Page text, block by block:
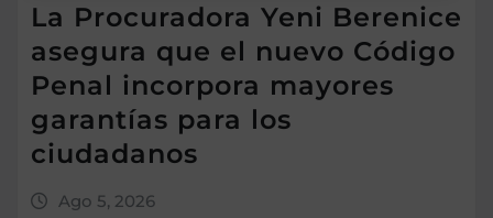
La Procuradora Yeni Berenice
asegura que el nuevo Código
Penal incorpora mayores
garantías para los
ciudadanos
Ago 5, 2026